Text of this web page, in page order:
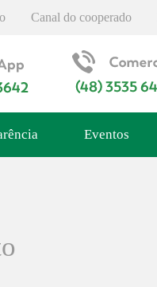
Canal do cooperado
Eventos